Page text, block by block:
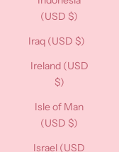
(USD $)
Iraq (USD $)
Ireland (USD
$)
Isle of Man
(USD $)
Israel (USD